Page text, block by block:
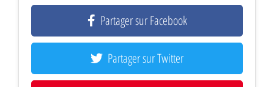
Partager sur Facebook
Partager sur Twitter